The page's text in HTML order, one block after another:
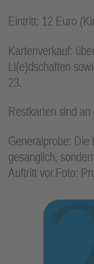
Eintritt: 12 Euro
Kartenverkauf:
Li(e)dschatten
23.
Restkarten sind
Generalprobe: Die
gesanglich,
Auftritt vor.Foto: